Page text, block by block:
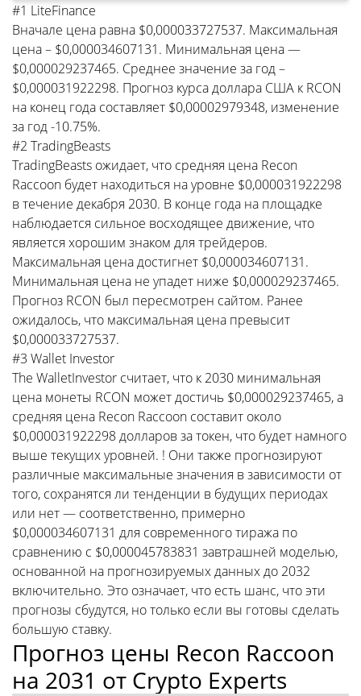
#1 LiteFinance
Вначале цена равна $0,000033727537. Максимальная
цена – $0,000034607131. Минимальная цена —
$0,000029237465. Среднее значение за год –
$0,000031922298. Прогноз курса доллара США к RCON
на конец года составляет $0,00002979348, изменение
за год -10.75%.
#2 TradingBeasts
TradingBeasts ожидает, что средняя цена Recon
Raccoon будет находиться на уровне $0,000031922298
в течение декабря 2030. В конце года на площадке
наблюдается сильное восходящее движение, что
является хорошим знаком для трейдеров.
Максимальная цена достигнет $0,000034607131.
Минимальная цена не упадет ниже $0,000029237465.
Прогноз RCON был пересмотрен сайтом. Ранее
ожидалось, что максимальная цена превысит
$0,000033727537.
#3 Wallet Investor
The WalletInvestor считает, что к 2030 минимальная
цена монеты RCON может достичь $0,000029237465, а
средняя цена Recon Raccoon составит около
$0,000031922298 долларов за токен, что будет намного
выше текущих уровней. ! Они также прогнозируют
различные максимальные значения в зависимости от
того, сохранятся ли тенденции в будущих периодах
или нет — соответственно, примерно
$0,000034607131 для современного тиража по
сравнению с $0,000045783831 завтрашней моделью,
основанной на прогнозируемых данных до 2032
включительно. Это означает, что есть шанс, что эти
прогнозы сбудутся, но только если вы готовы сделать
большую ставку.
Прогноз цены Recon Raccoon
на 2031 от Crypto Experts